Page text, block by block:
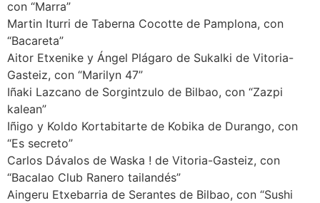
con “Marra”
Martin Iturri de Taberna Cocotte de Pamplona, con
“Bacareta”
Aitor Etxenike y Ángel Plágaro de Sukalki de Vitoria-
Gasteiz, con “Marilyn 47”
Iñaki Lazcano de Sorgintzulo de Bilbao, con “Zazpi
kalean”
Iñigo y Koldo Kortabitarte de Kobika de Durango, con
“Es secreto”
Carlos Dávalos de Waska ! de Vitoria-Gasteiz, con
“Bacalao Club Ranero tailandés”
Aingeru Etxebarria de Serantes de Bilbao, con “Sushi